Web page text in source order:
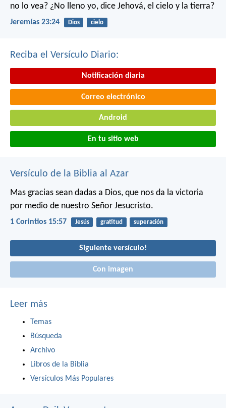
no lo vea? ¿No lleno yo, dice Jehová, el cielo y la tierra?
Jeremías 23:24 Dios cielo
Reciba el Versículo Diario:
Notificación diaria
Correo electrónico
Android
En tu sitio web
Versículo de la Biblia al Azar
Mas gracias sean dadas a Dios, que nos da la victoria
por medio de nuestro Señor Jesucristo.
1 Corintios 15:57 Jesús gratitud superación
Siguiente versículo!
Con imagen
Leer más
Temas
Búsqueda
Archivo
Libros de la Biblia
Versículos Más Populares